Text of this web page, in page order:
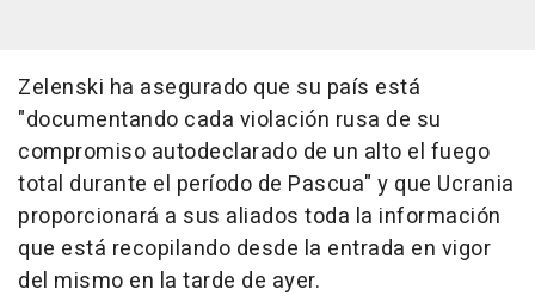
Zelenski ha asegurado que su país está
"documentando cada violación rusa de su
compromiso autodeclarado de un alto el fuego
total durante el período de Pascua" y que Ucrania
proporcionará a sus aliados toda la información
que está recopilando desde la entrada en vigor
del mismo en la tarde de ayer.